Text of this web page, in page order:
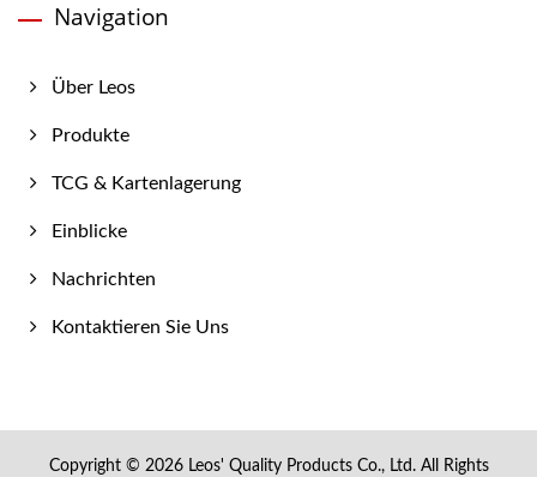
Navigation
Über Leos
Produkte
TCG & Kartenlagerung
Einblicke
Nachrichten
Kontaktieren Sie Uns
Copyright © 2026 Leos' Quality Products Co., Ltd.All Rights